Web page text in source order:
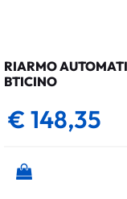
RIARMO
BTICINO
€ 148,35
Quantità